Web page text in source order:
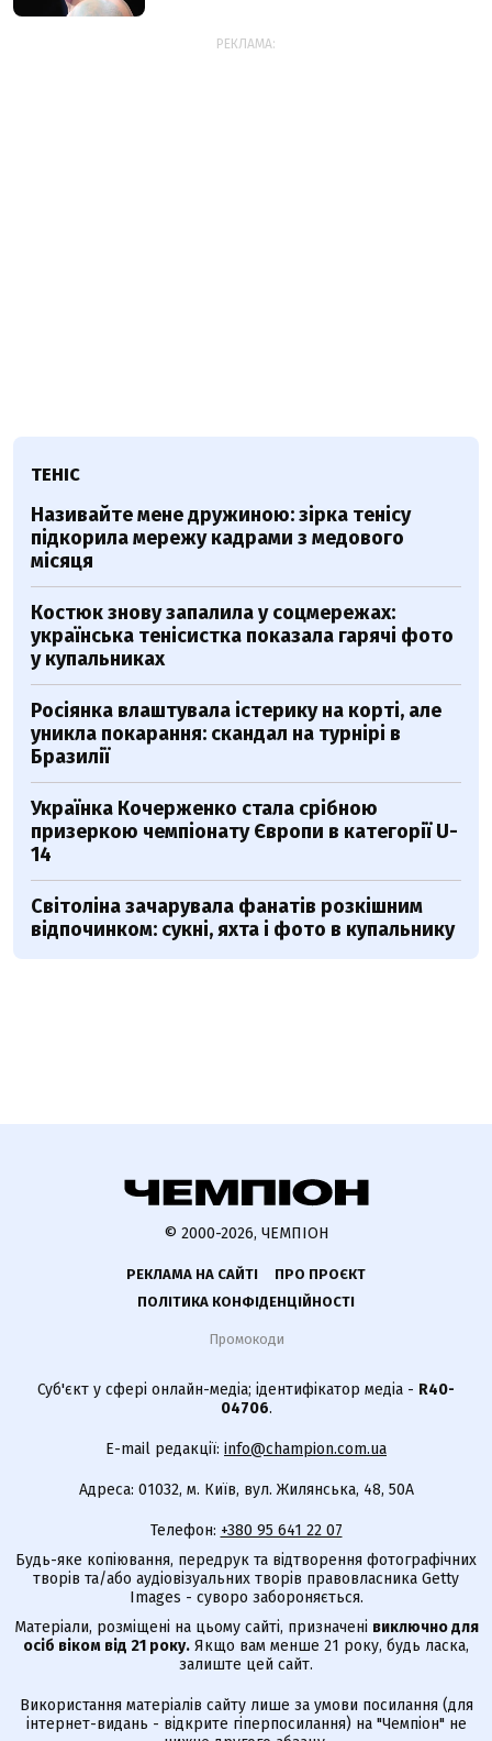
РЕКЛАМА:
ТЕНІС
Називайте мене дружиною: зірка тенісу
підкорила мережу кадрами з медового
місяця
Костюк знову запалила у соцмережах:
українська тенісистка показала гарячі фото
у купальниках
Росіянка влаштувала істерику на корті, але
уникла покарання: скандал на турнірі в
Бразилії
Українка Кочерженко стала срібною
призеркою чемпіонату Європи в категорії U-
14
Світоліна зачарувала фанатів розкішним
відпочинком: сукні, яхта і фото в купальнику
© 2000-2026, ЧЕМПІОН
РЕКЛАМА НА САЙТІ
ПРО ПРОЄКТ
ПОЛІТИКА КОНФІДЕНЦІЙНОСТІ
Промокоди
Суб'єкт у сфері онлайн-медіа; ідентифікатор медіа - R40-
04706.
E-mail редакції: info@champion.com.ua
Адреса: 01032, м. Київ, вул. Жилянська, 48, 50А
Телефон: +380 95 641 22 07
Будь-яке копіювання, передрук та відтворення фотографічних
творів та/або аудіовізуальних творів правовласника Getty
Images - суворо забороняється.
Матеріали, розміщені на цьому сайті, призначені виключно для
осіб віком від 21 року. Якщо вам менше 21 року, будь ласка,
залиште цей сайт.
Використання матеріалів сайту лише за умови посилання (для
інтернет-видань - відкрите гіперпосилання) на "Чемпіон" не